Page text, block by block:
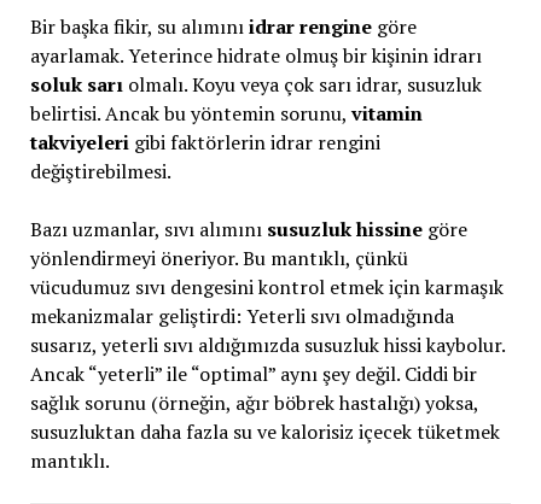
Bir başka fikir, su alımınıidrar renginegöre
ayarlamak. Yeterince hidrate olmuş bir kişinin idrarı
soluk sarıolmalı. Koyu veya çok sarı idrar, susuzluk
belirtisi. Ancak bu yöntemin sorunu,vitamin
takviyelerigibi faktörlerin idrar rengini
değiştirebilmesi.
Bazı uzmanlar, sıvı alımını susuzluk hissinegöre
yönlendirmeyi öneriyor. Bu mantıklı, çünkü
vücudumuz sıvı dengesini kontrol etmek için karmaşık
mekanizmalar geliştirdi: Yeterli sıvı olmadığında
susarız, yeterli sıvı aldığımızda susuzluk hissi kaybolur.
Ancak “yeterli” ile “optimal” aynı şey değil. Ciddi bir
sağlık sorunu (örneğin, ağır böbrek hastalığı) yoksa,
susuzluktan daha fazla su ve kalorisiz içecek tüketmek
mantıklı.